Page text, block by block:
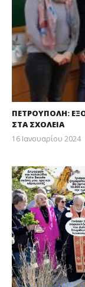
ΠΕΤΡΟΥΠΟΛΗ:
ΣΤΑ ΣΧΟΛΕΙΑ
16 Ιανουαρίου 2024